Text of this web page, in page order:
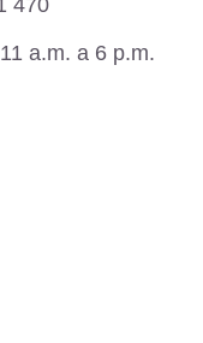
470
a.m. a 6 p.m.